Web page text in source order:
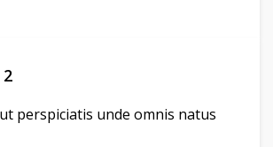
2
perspiciatis unde omnis natus